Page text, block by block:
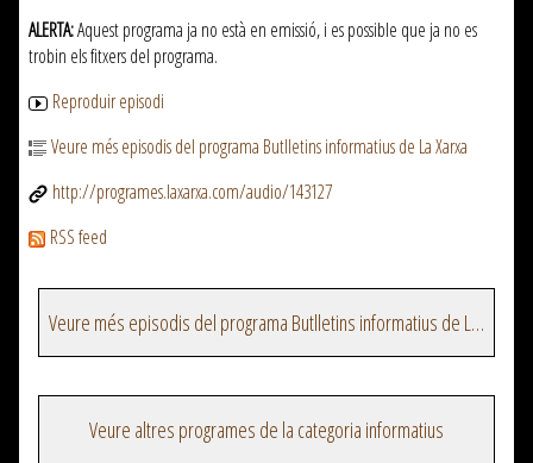
ALERTA:Aquest programa ja no està en emissió, i es possible que ja no es
trobin els fitxers del programa.
Reproduir episodi
Veure més episodis del programa Butlletins informatius de La Xarxa
http://programes.laxarxa.com/audio/143127
RSS feed
Veure més episodis del programa Butlletins informatius de La Xarxa
Veure altres programes de la categoria informatius